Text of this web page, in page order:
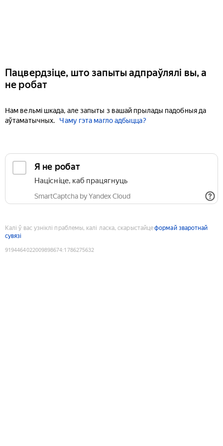
Пацвердзіце, што запыты адпраўлялі вы, а
не робат
Нам вельмі шкада, але запыты з вашай прылады падобныя да
аўтаматычных.
Чаму гэта магло адбыцца?
Я не робат
Націсніце, каб працягнуць
SmartCaptcha by Yandex Cloud
Калі ў вас узніклі праблемы, калі ласка, скарыстайцеформай зваротнай
сувязі
9194464022009898674:1786275632